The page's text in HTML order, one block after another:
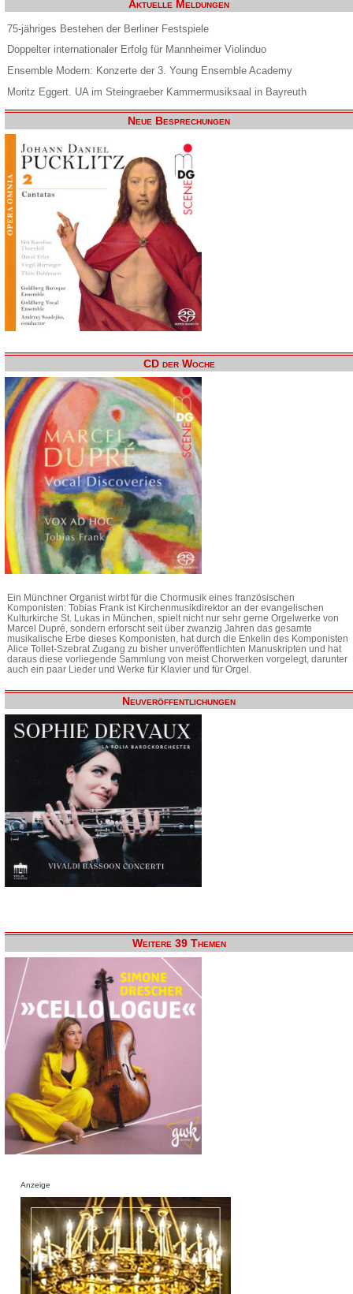
Aktuelle Meldungen
75-jähriges Bestehen der Berliner Festspiele
Doppelter internationaler Erfolg für Mannheimer Violinduo
Ensemble Modern: Konzerte der 3. Young Ensemble Academy
Moritz Eggert. UA im Steingraeber Kammermusiksaal in Bayreuth
Neue Besprechungen
CD der Woche
Ein Münchner Organist wirbt für die Chormusik eines französischen
Komponisten: Tobias Frank ist Kirchenmusikdirektor an der evangelischen
Kulturkirche St. Lukas in München, spielt nicht nur sehr gerne Orgelwerke von
Marcel Dupré, sondern erforscht seit über zwanzig Jahren das gesamte
musikalische Erbe dieses Komponisten, hat durch die Enkelin des Komponisten
Alice Tollet-Szebrat Zugang zu bisher unveröffentlichten Manuskripten und hat
daraus diese vorliegende Sammlung von meist Chorwerken vorgelegt, darunter
auch ein paar Lieder und Werke für Klavier und für Orgel.
Neuveröffentlichungen
Weitere 39 Themen
Anzeige